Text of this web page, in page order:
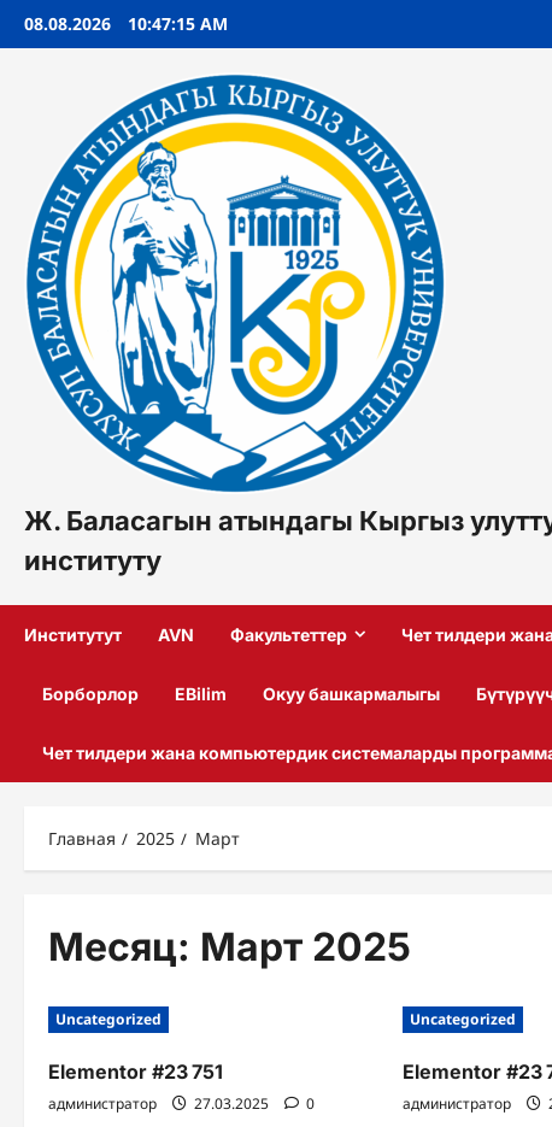
Перейти
08.08.2026 10:47:16 AM
Ж. Баласагын атындагы Кыргыз
институту
Институтут AVN Факультеттер Чет тилдери
Борборлор EBilim Окуу башкармалыгы
Чет тилдери жана компьютердик системаларды
Главная 2025 Март
Месяц: Март 2025
Uncategorized
Elementor #23 751
администратор 27.03.2025 0
Uncategorized
Elementor #23
администратор